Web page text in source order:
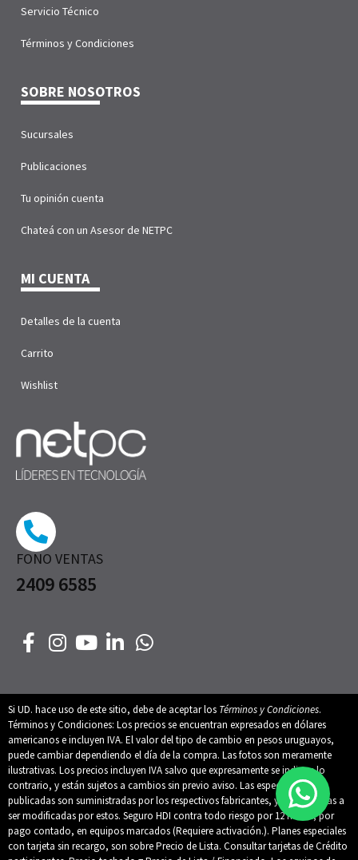
FONO VENTAS
2409 6585
Servicio Técnico
Términos y Condiciones
SOBRE NOSOTROS
Sucursales
Publicaciones
Tu opinión cuenta
Chateá con un Asesor de NETPC
MI CUENTA
Detalles de la cuenta
Carrito
Wishlist
Si UD. hace uso de este sitio, debe de aceptar los Términos y Condiciones.
Términos y Condiciones: Los precios se encuentran expresados en dólares
americanos e incluyen IVA. El valor del tipo de cambio en pesos uruguayos,
puede cambiar dependiendo el día de la compra. Las fotos son meramente
ilustrativas. Los precios incluyen IVA salvo que expresamente se indique lo
contrario, y están sujetos a cambios sin previo aviso. Las especificaciones
publicadas son suministradas por los respectivos fabricantes, y están sujetas a
ser modificadas por estos. Seguro HDI contra todo riesgo por 12 meses, por
pago contado, en equipos marcados (Requiere activación.). Planes especiales
con tarjeta sin recargo, son sobre Precio de Lista. Consultar tarjetas de Crédito